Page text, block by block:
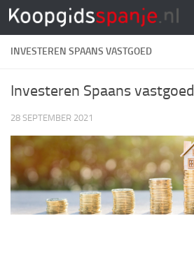
Doorgaan naar inhoud
INVESTEREN SPAANS VASTGOED
Investeren Spaans vastgoed
28 SEPTEMBER 2021